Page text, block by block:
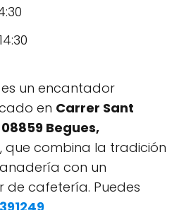
es un encantador
en Carrer Sant
Begues,
, que combina la tradición
con un
cafetería. Puedes